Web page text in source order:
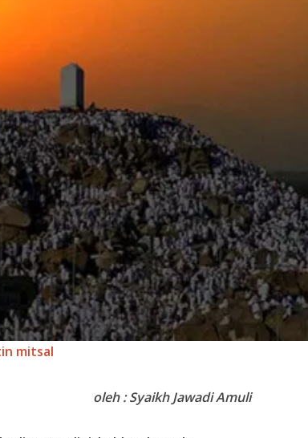
mitsal
oleh : Syaikh Jawadi Amuli